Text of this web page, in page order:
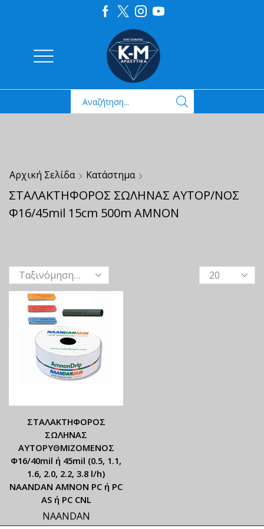
Αρχική Σελίδα Κατάστημα
ΣΤΑΛΑΚΤΗΦΟΡΟΣ ΣΩΛΗΝΑΣ ΑΥΤΟΡ/ΝΟΣ
Φ16/45mil 15cm 500m AMNON
ΣΤΑΛΑΚΤΗΦΟΡΟΣ
ΣΩΛΗΝΑΣ
ΑΥΤΟΡΥΘΜΙΖΟΜΕΝΟΣ
Φ16/40mil ή 45mil (0.5, 1.1,
1.6, 2.0, 2.2, 3.8 l/h)
NAANDAN ΑΜΝΟΝ PC ή PC
AS ή PC CNL
NAANDAN